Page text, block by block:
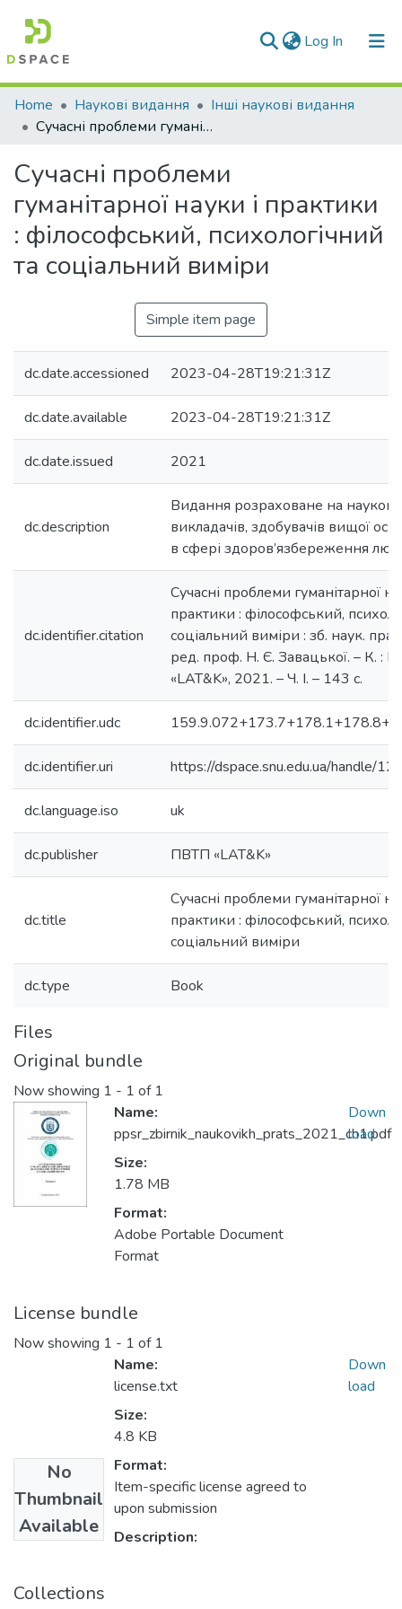
Log In (current)
Communities & Collections
All of DSpace
Statistics
Home Наукові видання
Інші наукові видання
Сучасні проблеми гуманітарної науки і практики : філософський, психологічний та соціальний виміри
Сучасні проблеми
гуманітарної науки і практики
: філософський, психологічний
та соціальний виміри
Simple item page
dc.date.accessioned 2023-04-28T19:21:31Z
dc.date.available 2023-04-28T19:21:31Z
dc.date.issued 2021
dc.description
Видання розраховане на
викладачів, здобувачів вищої
в сфері здоров’язбереження
dc.identifier.citation
Сучасні проблеми гуманітарної
практики : філософський,
соціальний виміри : зб. наук.
ред. проф. Н. Є. Завацької. – К. :
«LAT&K», 2021. – Ч. І. – 143 с.
dc.identifier.udc
dc.identifier.uri https://dspace.snu.edu.ua/handle/
dc.language.iso uk
dc.publisher ПВТП «LAT&K»
dc.title
Сучасні проблеми гуманітарної
практики : філософський,
соціальний виміри
dc.type Book
Files
Original bundle
Now showing 1 - 1 of 1
Name:
ppsr_zbirnik_naukovikh_prats_2021_ch1.pdf
Size:
1.78 MB
Format:
Adobe Portable Document
Format
Down
load
License bundle
Now showing 1 - 1 of 1
No
Thumbnail
Available
Name:
license.txt
Size:
4.8 KB
Format:
Item-specific license agreed to
upon submission
Description:
Down
load
Collections